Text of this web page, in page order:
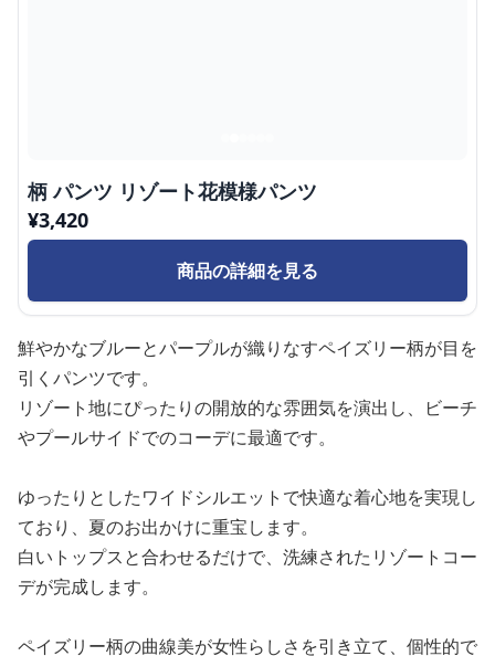
柄 パンツ リゾート花模様パンツ
¥3,420
商品の詳細を見る
鮮やかなブルーとパープルが織りなすペイズリー柄が目を
引くパンツです。
リゾート地にぴったりの開放的な雰囲気を演出し、ビーチ
やプールサイドでのコーデに最適です。
ゆったりとしたワイドシルエットで快適な着心地を実現し
ており、夏のお出かけに重宝します。
白いトップスと合わせるだけで、洗練されたリゾートコー
デが完成します。
ペイズリー柄の曲線美が女性らしさを引き立て、個性的で